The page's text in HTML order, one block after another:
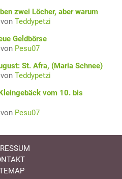
zwei Löcher, aber warum
Teddypetzi
Geldbörse
Pesu07
St. Afra, (Maria Schnee)
Teddypetzi
vom 10. bis
Pesu07